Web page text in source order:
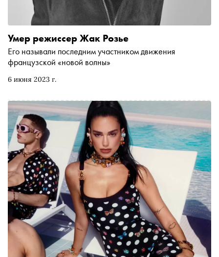
6 июня 2023 г.
Умер режиссер Жак Розье
Его называли последним участником движения
французской «новой волны»